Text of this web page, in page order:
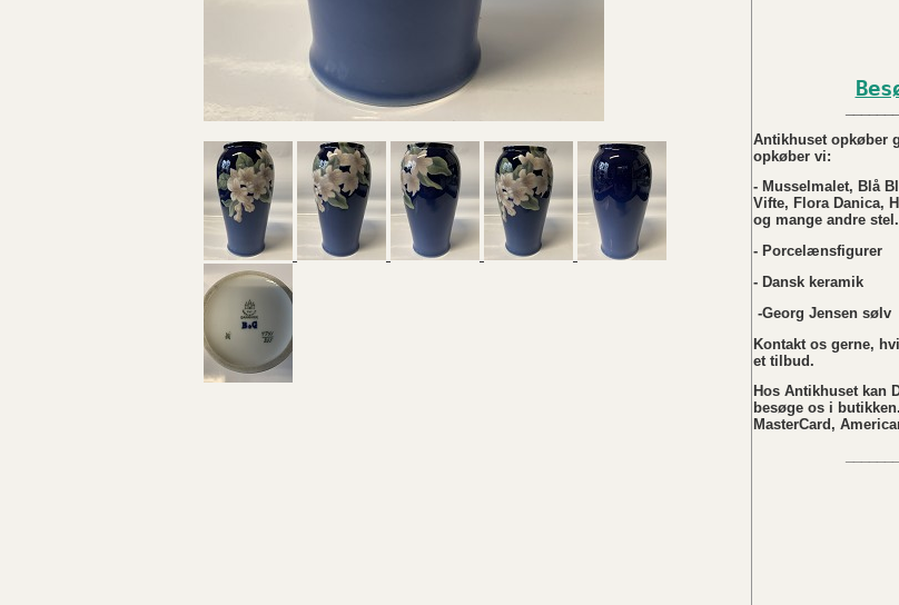
Antikhuset opkøber
opkøber vi:
- Musselmalet, Blå
Vifte, Flora Danica,
og mange andre stel.
- Porcelænsfigurer
- Dansk keramik
-Georg Jensen sølv
Kontakt os gerne,
et tilbud.
Hos Antikhuset kan
besøge os i
MasterCard,